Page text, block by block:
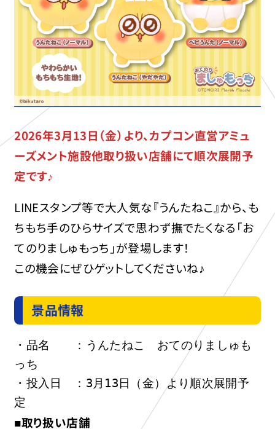
2026年3月13日（金）より、カプコン直営アミュ
ーズメント施設他取り扱い店舗にて順次展開予
定です♪
LINEスタンプ等で大人気な『うんたねこ』から、も
ちもち手のひらサイズで思わず撫でたくなる「お
てのりましゅもっち」が登場します！
この機会にぜひゲットしてくださいね♪
景品情報
・品名　　：うんたねこ　おてのりましゅも
っち
・投入日　：3月13日（金）より順次展開予
定
■取り扱い店舗